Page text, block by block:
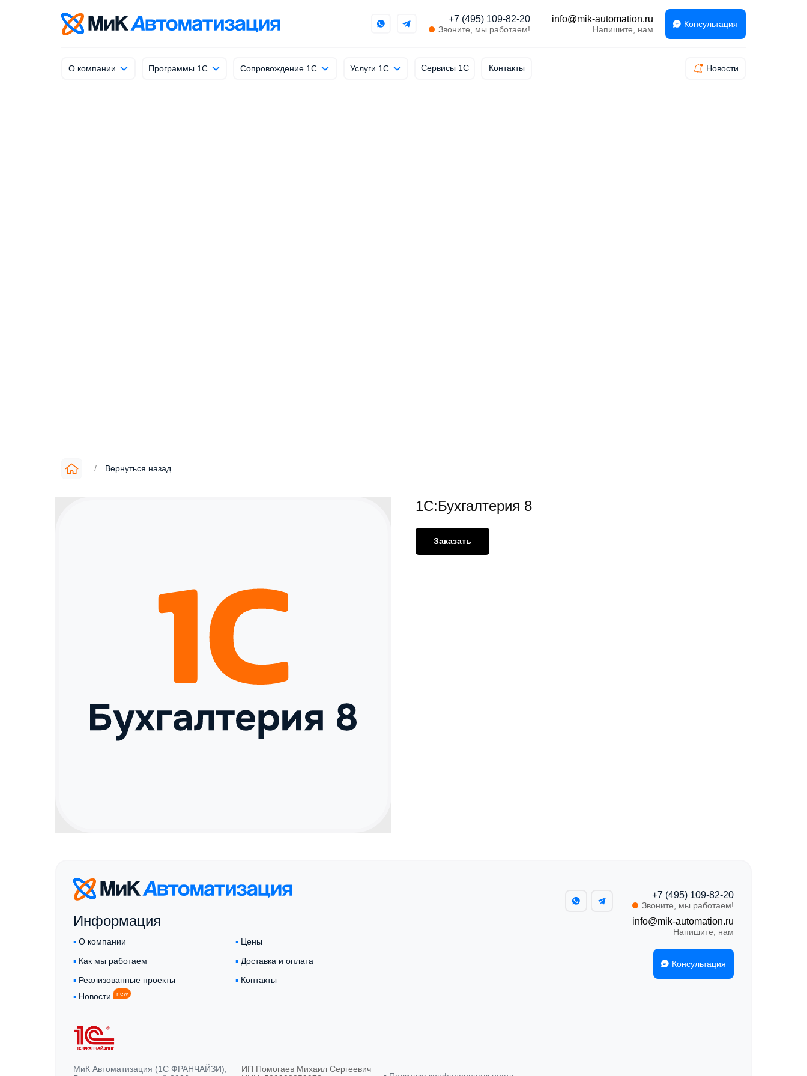
Консультация
+7 (495) 109-82-20
Звоните, мы работаем!
info@mik-automation.ru
Напишите, нам
О компании Программы 1С Сопровождение 1С Услуги 1С Сервисы 1С Контакты Новости
info@mik-automation.ru
Напишите, нам
/ Вернуться назад
1С:Бухгалтерия 8
Заказать
Консультация
+7 (495) 109-82-20
Звоните, мы работаем!
info@mik-automation.ru
Напишите, нам
Информация
▪︎ О компании
▪︎ Как мы работаем
▪︎ Новости new
▪︎ Цены
▪︎ Доставка и оплата
▪︎ Реализованные проекты
ИП Помогаев Михаил Сергеевич
МиК Автоматизация (1С ФРАНЧАЙЗИ),
▪︎ Контакты